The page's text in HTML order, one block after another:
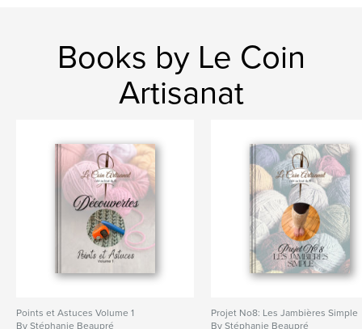
Books by Le Coin
Artisanat
Points et Astuces Volume 1
By Stéphanie Beaupré
Projet No8: Les Jambières Simple
By Stéphanie Beaupré